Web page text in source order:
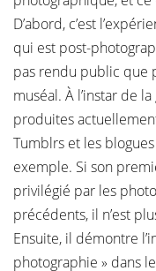
D’abord, c’est
qui est post-
pas rendu public que
muséal. À l’instar de
produites
Tumblrs et les
exemple. Si son
privilégié par les
précédents, il n’est
Ensuite, il démontre
photographie » dans